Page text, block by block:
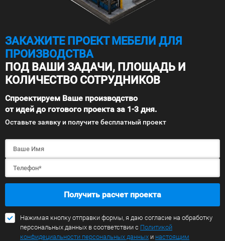
ЗАКАЖИТЕ ПРОЕКТ МЕБЕЛИ ДЛЯ
ПРОИЗВОДСТВА
ПОД ВАШИ ЗАДАЧИ, ПЛОЩАДЬ И
КОЛИЧЕСТВО СОТРУДНИКОВ
Спроектируем Ваше производство
от идей до готового проекта за 1-3 дня.
Оставьте заявку и получите бесплатный проект
Получить расчет проекта
Нажимая кнопку отправки формы, я даю согласие на обработку
персональных данных в соответствии с Политикой
конфидециальности персональных данных и настоящим